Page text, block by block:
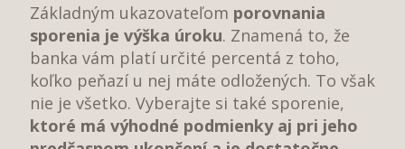
Základným ukazovateľom porovnania
sporenia je výška úroku. Znamená to, že
banka vám platí určité percentá z toho,
koľko peňazí u nej máte odložených. To však
nie je všetko. Vyberajte si také sporenie,
ktoré má výhodné podmienky aj pri jeho